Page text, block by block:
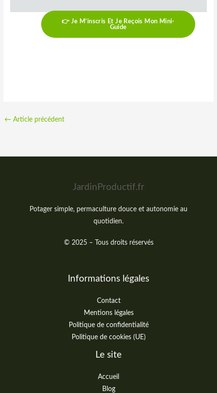
👉 Je M’inscris Et Je Reçois Mon Mini-
Guide
← Article précédent
JardinProductif.fr
Potager simple, permaculture douce et autonomie au
quotidien.
© 2025 – Tous droits réservés
Informations légales
Contact
Mentions légales
Politique de confidentialité
Politique de cookies (UE)
Le site
Accueil
Blog